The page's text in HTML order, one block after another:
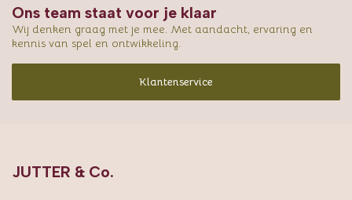
Ons team staat voor je klaar
Wij denken graag met je mee. Met aandacht, ervaring en
kennis van spel en ontwikkeling.
Klantenservice
JUTTER & Co.